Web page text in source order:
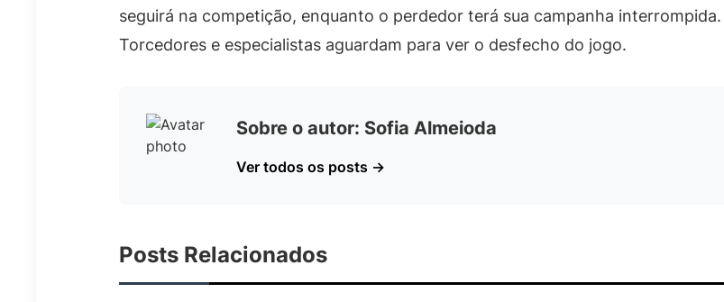
seguirá na competição, enquanto o perdedor terá sua campanha interrompida.
Torcedores e especialistas aguardam para ver o desfecho do jogo.
Sobre o autor: Sofia Almeioda
Ver todos os posts →
Posts Relacionados